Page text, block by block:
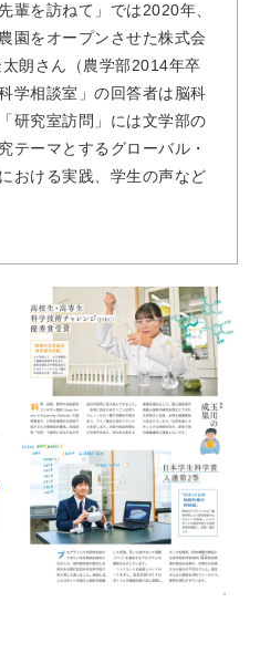
輩を訪ねて」では2020年、
園をオープンさせた株式会
朗さん（農学部2014年卒
学相談室」の回答者は脳科
研究室訪問」には文学部の
テーマとするグローバル・
おける実践、学生の声など